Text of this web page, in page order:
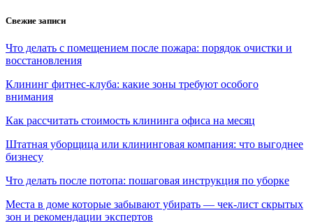
Свежие записи
Что делать с помещением после пожара: порядок очистки и
восстановления
Клининг фитнес-клуба: какие зоны требуют особого
внимания
Как рассчитать стоимость клининга офиса на месяц
Штатная уборщица или клининговая компания: что выгоднее
бизнесу
Что делать после потопа: пошаговая инструкция по уборке
Места в доме которые забывают убирать — чек-лист скрытых
зон и рекомендации экспертов